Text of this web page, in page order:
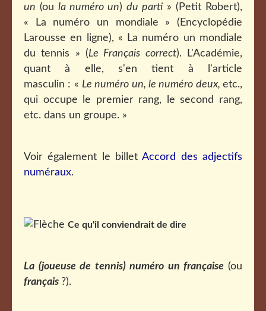
un (oula numéro un) du parti» (Petit Robert),
« La numéro un mondiale » (Encyclopédie
Larousse en ligne), « La numéro un mondiale
du tennis » (Le Français correct). L'Académie,
quant à elle, s'en tient à l'article
masculin : « Le numéro un, le numéro deux, etc.,
qui occupe le premier rang, le second rang,
etc. dans un groupe. »
Voir également le billetAccord des adjectifs
numéraux.
Ce qu'il conviendrait de dire
La (joueuse de tennis) numéro un française(ou
français ?).